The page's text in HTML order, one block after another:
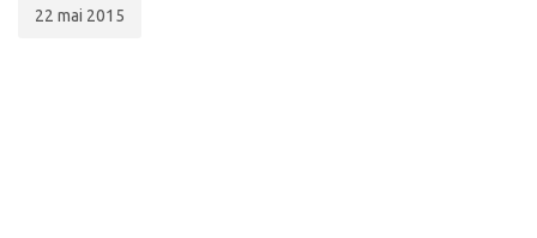
22 mai 2015